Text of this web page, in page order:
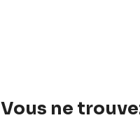
Vous ne